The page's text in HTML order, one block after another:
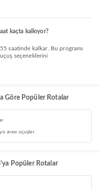
kaçta kalkıyor?
seçeneklerini
Göre Popüler Rotalar
arası uçuşlar
Popüler Rotalar